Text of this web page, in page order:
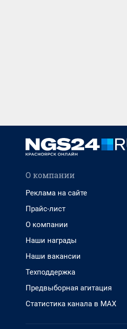
О компании
Реклама на сайте
Прайс-лист
О компании
Наши награды
Наши вакансии
Техподдержка
Предвыборная агитация
Статистика канала в MAX